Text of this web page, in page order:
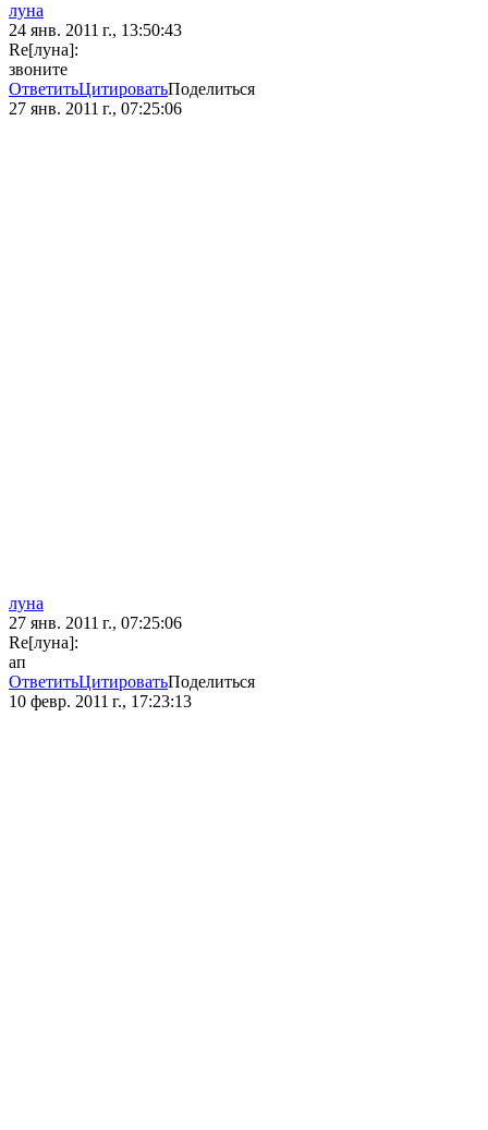
луна
24 янв. 2011 г., 13:50:43
Re[луна]:
звоните
ОтветитьЦитироватьПоделиться
27 янв. 2011 г., 07:25:06
луна
27 янв. 2011 г., 07:25:06
Re[луна]:
ап
ОтветитьЦитироватьПоделиться
10 февр. 2011 г., 17:23:13